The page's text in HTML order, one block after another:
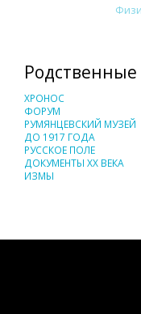
Родственные
ХРОНОС
ФОРУМ
РУМЯНЦЕВСКИЙ МУЗЕЙ
ДО 1917 ГОДА
РУССКОЕ ПОЛЕ
ДОКУМЕНТЫ XX ВЕКА
ИЗМЫ